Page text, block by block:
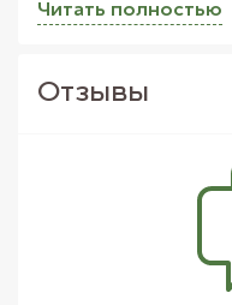
Читать полностью
подкожных светло-
коричневый румянец.
Мякоть яблок Гренни
яблоки также подходят
пирогов и других
запекаемые мясные
Отзывы